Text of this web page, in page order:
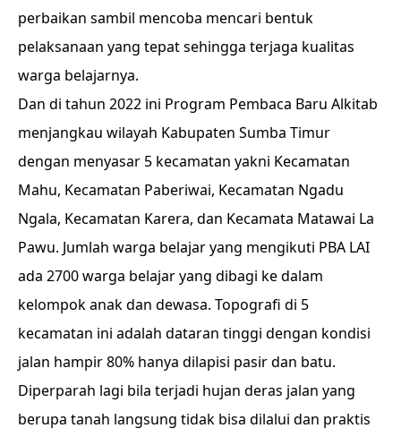
perbaikan sambil mencoba mencari bentuk
pelaksanaan yang tepat sehingga terjaga kualitas
warga belajarnya.
Dan di tahun 2022 ini Program Pembaca Baru Alkitab
menjangkau wilayah Kabupaten Sumba Timur
dengan menyasar 5 kecamatan yakni Kecamatan
Mahu, Kecamatan Paberiwai, Kecamatan Ngadu
Ngala, Kecamatan Karera, dan Kecamata Matawai La
Pawu. Jumlah warga belajar yang mengikuti PBA LAI
ada 2700 warga belajar yang dibagi ke dalam
kelompok anak dan dewasa. Topografi di 5
kecamatan ini adalah dataran tinggi dengan kondisi
jalan hampir 80% hanya dilapisi pasir dan batu.
Diperparah lagi bila terjadi hujan deras jalan yang
berupa tanah langsung tidak bisa dilalui dan praktis